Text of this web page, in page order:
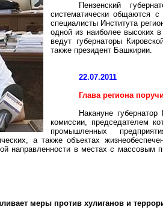
Пензенский
систематически общаются
специалисты Института
одной из наиболее высоких
ведут губернаторы
также президент Башкирии.
22.07.2011
Глава региона
Накануне
комиссии, председателем
промышленных
а также объектах
направленности в местах с
меры против хулиганов и